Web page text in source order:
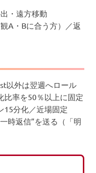
・遠方移動
A・Bに合う方）／返
以外は翌週へロール
比率を50％以上に固定
15分化／近場固定
時返信”を送る（「明